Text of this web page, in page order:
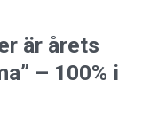
är årets
– 100% i